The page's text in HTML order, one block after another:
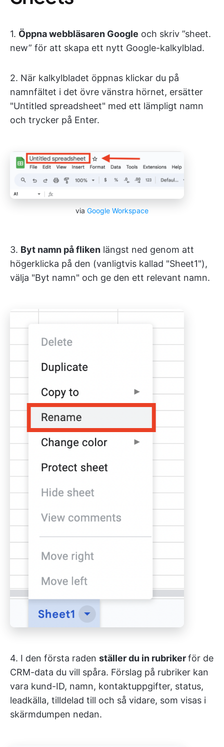
1. Öppna webbläsaren Google och skriv ”sheet.
new” för att skapa ett nytt Google-kalkylblad.
2. När kalkylbladet öppnas klickar du på
namnfältet i det övre vänstra hörnet, ersätter
"Untitled spreadsheet" med ett lämpligt namn
och trycker på Enter.
via Google Workspace
3. Byt namn på fliken längst ned genom att
högerklicka på den (vanligtvis kallad "Sheet1"),
välja "Byt namn" och ge den ett relevant namn.
4. I den första raden ställer du in rubrikerför de
CRM-data du vill spåra. Förslag på rubriker kan
vara kund-ID, namn, kontaktuppgifter, status,
leadkälla, tilldelad till och så vidare, som visas i
skärmdumpen nedan.